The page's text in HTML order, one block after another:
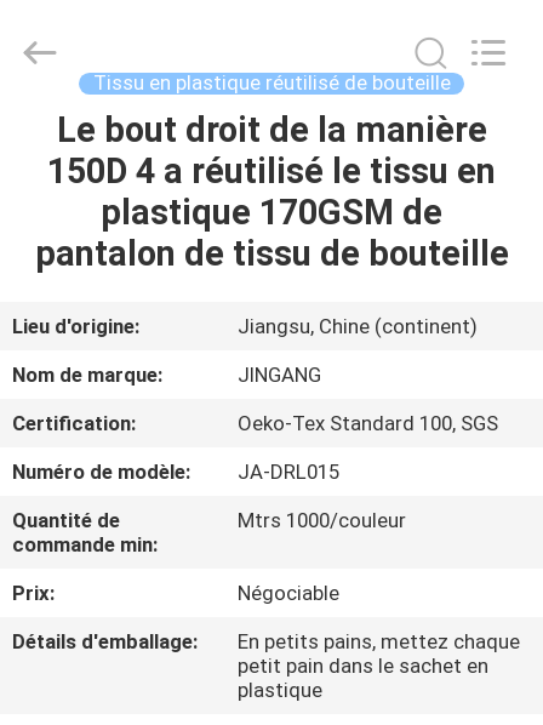
MAISON
PRODUITS
AU
SUJET
DE
NOUS
VISITE
D'USINE
CONTRÔLE
DE
Textile
Co.,Ltd.
Tissu en plastique réutilisé de bouteille
Le bout droit de la manière
150D 4 a réutilisé le tissu en
plastique 170GSM de
pantalon de tissu de bouteille
Lieu d'origine:
Jiangsu, Chine (continent)
Nom de marque:
JINGANG
Certification:
Oeko-Tex Standard 100, SGS
Numéro de modèle:
JA-DRL015
Quantité de
commande min:
Mtrs 1000/couleur
Prix:
Négociable
Détails d'emballage:
En petits pains, mettez chaque
petit pain dans le sachet en
plastique